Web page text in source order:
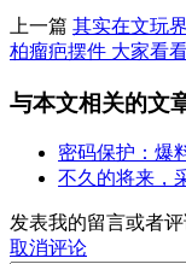
上一篇 其实在文玩
柏瘤疤摆件 大家看
与本文相关的文
密码保护：爆
不久的将来，
发表我的留言或者
取消评论